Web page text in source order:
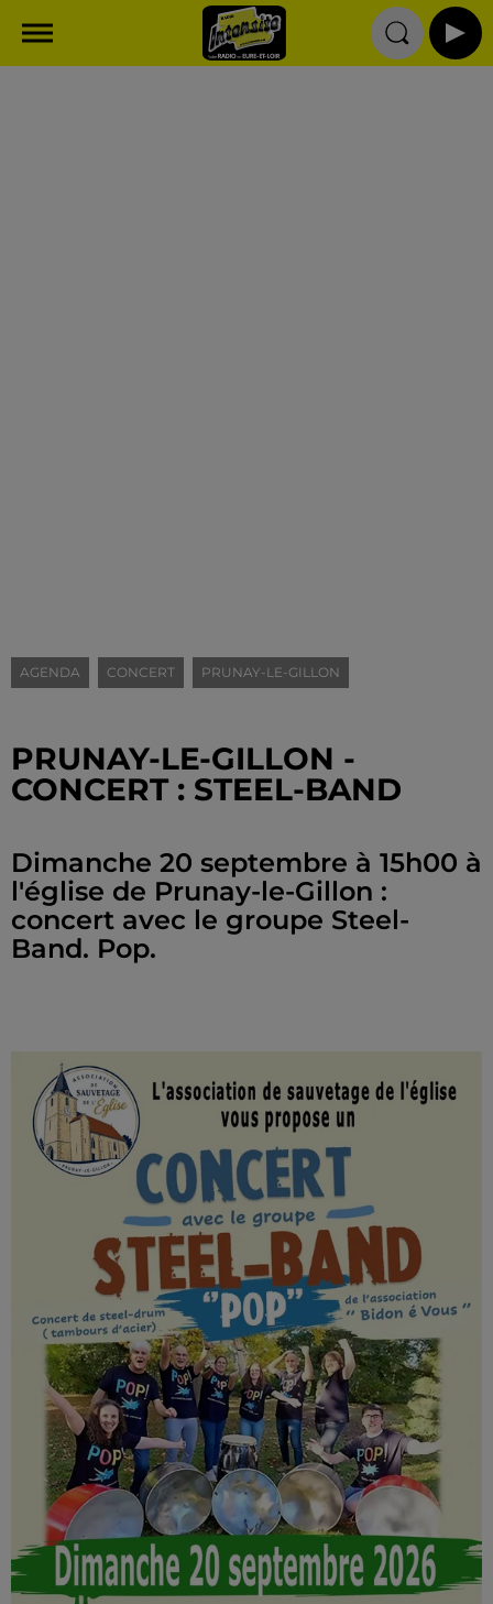
AGENDA CONCERT PRUNAY-LE-GILLON
PRUNAY-LE-GILLON -
CONCERT : STEEL-BAND
Dimanche 20 septembre à 15h00 à
l'église de Prunay-le-Gillon :
concert avec le groupe Steel-
Band. Pop.